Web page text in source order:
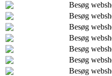
Besøg
Besøg
Besøg
Besøg
Besøg
Besøg
Besøg